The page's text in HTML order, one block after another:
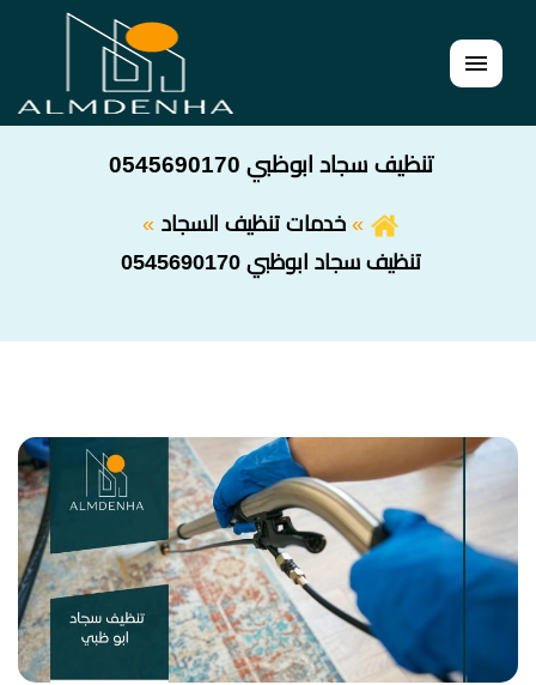
القائمة
تنظيف سجاد ابوظبي 0545690170
خدمات تنظيف السجاد
تنظيف سجاد ابوظبي 0545690170